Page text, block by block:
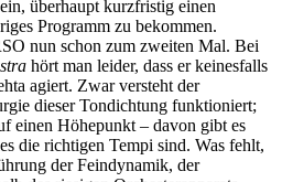
überhaupt kurzfristig einen
Programm zu bekommen.
nun schon zum zweiten Mal. Bei
hört man leider, dass er keinesfalls
agiert. Zwar versteht der
dieser Tondichtung funktioniert;
einen Höhepunkt – davon gibt es
die richtigen Tempi sind. Was fehlt,
der Feindynamik, der